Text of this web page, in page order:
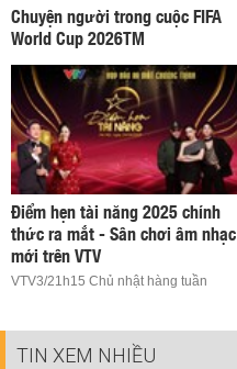
Chuyện người trong cuộc FIFA
World Cup 2026TM
Điểm hẹn tài năng 2025 chính
thức ra mắt - Sân chơi âm nhạc
mới trên VTV
VTV3/21h15 Chủ nhật hàng tuần
TIN XEM NHIỀU